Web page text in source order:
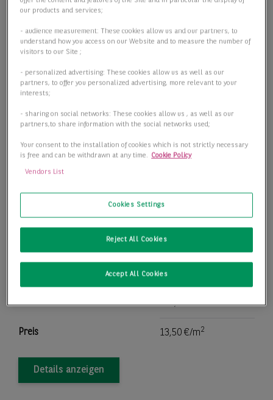
Moderner Ausbau nach Mieterwunsch
5.004,00 m
Teilbar ab 373,00 m
Preis 13,50 €/m2
Details anzeigen
our products and services;
- audience measurement: These cookies allow us and our partners, to
understand how you access on our Website and to measure the number of
visitors to our Site ;
- personalized advertising: These cookies allow us as well as our
partners, to offer you personalized advertising, more relevant to your
interests;
- sharing on social networks: These cookies allow us , as well as our
partners,to share information with the social networks used;
Your consent to the installation of cookies which is not strictly necessary
is free and can be withdrawn at any time. Cookie Policy
Vendors List
Cookies Settings
Reject All Cookies
Accept All Cookies